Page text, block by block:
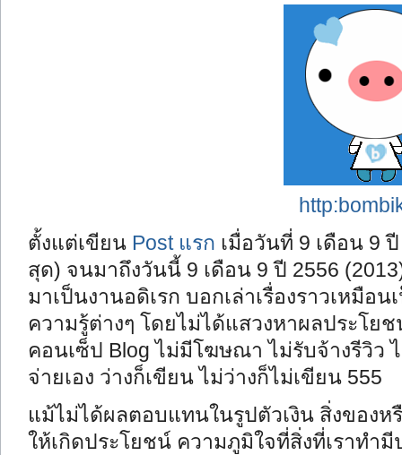
ตั้งแต่เขียน Post แรก เมื่อวันที่ 9 เดือน 9
สุด) จนมาถึงวันนี้ 9 เดือน 9 ปี 2556
มาเป็นงานอดิเรก บอกเล่าเรื่องราวเหมื
ความรู้ต่างๆ โดยไม่ได้แสวงหาผลประโย
คอนเซ็ป Blog ไม่มีโฆษณา ไม่รับจ้างรีวิว
จ่ายเอง ว่างก็เขียน ไม่ว่างก็ไม่เขียน 555
แม้ไม่ได้ผลตอบแทนในรูปตัวเงิน สิ่งของห
ให้เกิดประโยชน์ ความภูมิใจที่สิ่งที่เราท